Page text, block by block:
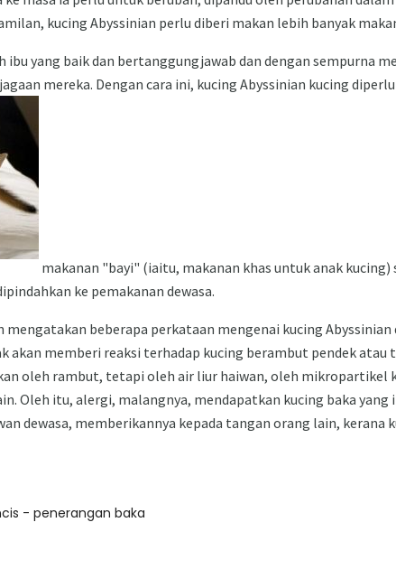
kucing Abyssinian perlu diberi makan lebih banyak
ibu yang baik dan bertanggungjawab dan dengan sempurna
mereka. Dengan cara ini, kucing Abyssinian kucing
makanan "bayi" (iaitu, makanan khas untuk anak kucing)
ke pemakanan dewasa.
mengatakan beberapa perkataan mengenai kucing Abyssinian
akan memberi reaksi terhadap kucing berambut pendek atau
oleh rambut, tetapi oleh air liur haiwan, oleh mikropartikel
Oleh itu, alergi, malangnya, mendapatkan kucing baka
dewasa, memberikannya kepada tangan orang lain, kerana
- penerangan baka